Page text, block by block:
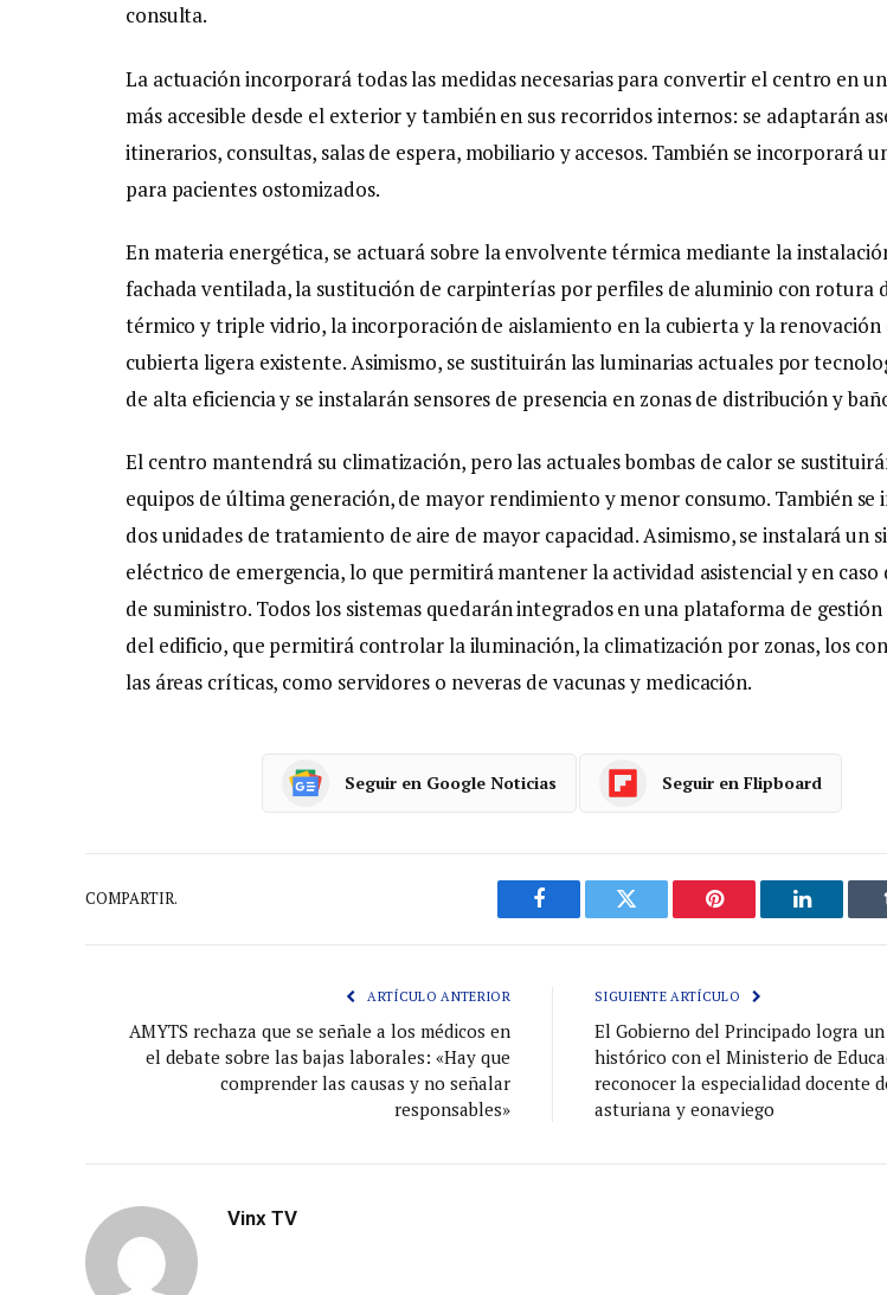
consulta.
La actuación incorporará todas las medidas necesarias para convertir el centro en
más accesible desde el exterior y también en sus recorridos internos: se adaptarán
itinerarios, consultas, salas de espera, mobiliario y accesos. También se incorporará
para pacientes ostomizados.
En materia energética, se actuará sobre la envolvente térmica mediante la
fachada ventilada, la sustitución de carpinterías por perfiles de aluminio con rotura
térmico y triple vidrio, la incorporación de aislamiento en la cubierta y la renovación
cubierta ligera existente. Asimismo, se sustituirán las luminarias actuales por
de alta eficiencia y se instalarán sensores de presencia en zonas de distribución y
El centro mantendrá su climatización, pero las actuales bombas de calor se
equipos de última generación, de mayor rendimiento y menor consumo. También se
dos unidades de tratamiento de aire de mayor capacidad. Asimismo, se instalará un
eléctrico de emergencia, lo que permitirá mantener la actividad asistencial y en caso
de suministro. Todos los sistemas quedarán integrados en una plataforma de
del edificio, que permitirá controlar la iluminación, la climatización por zonas, los
las áreas críticas, como servidores o neveras de vacunas y medicación.
Seguir en Google Noticias Seguir en Flipboard
COMPARTIR.
Facebook Gorjeo Pinterest LinkedIn
ARTÍCULO ANTERIOR
AMYTS rechaza que se señale a los médicos en
el debate sobre las bajas laborales: «Hay que
comprender las causas y no señalar
responsables»
SIGUIENTE ARTÍCULO
El Gobierno del Principado logra
histórico con el Ministerio de
reconocer la especialidad docente
asturiana y eonaviego
Vinx TV